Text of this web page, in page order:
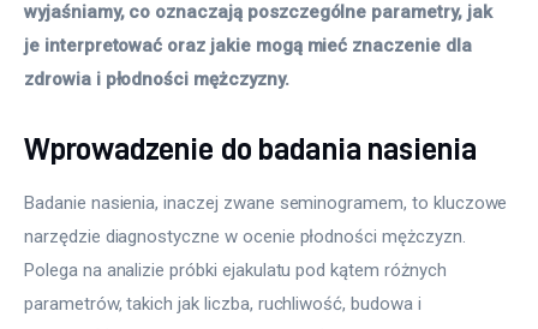
wyjaśniamy, co oznaczają poszczególne parametry, jak
je interpretować oraz jakie mogą mieć znaczenie dla
zdrowia i płodności mężczyzny.
Wprowadzenie do badania nasienia
Badanie nasienia, inaczej zwane seminogramem, to kluczowe
narzędzie diagnostyczne w ocenie płodności mężczyzn.
Polega na analizie próbki ejakulatu pod kątem różnych
parametrów, takich jak liczba, ruchliwość, budowa i